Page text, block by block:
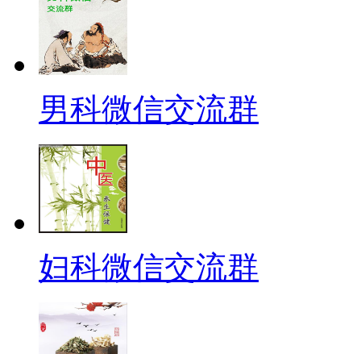
男科微信交流群
妇科微信交流群